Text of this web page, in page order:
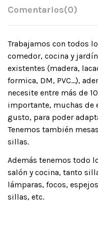
Comentarios(0)
Trabajamos con todos
comedor, cocina y
existentes (madera,
formica, DM, PVC…),
necesite entre más de
importante, muchas de
gusto, para poder
Tenemos también
sillas.
Además tenemos todo
salón y cocina, tanto
lámparas, focos,
sillas, etc.